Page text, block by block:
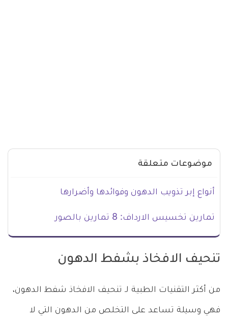
موضوعات متعلقة
أنواع إبر تذويب الدهون وفوائدها وأضرارها
تمارين تخسيس الارداف: 8 تمارين بالصور
تنحيف الافخاذ بشفط الدهون
من أكثر التقنيات الطبية لـ تنحيف الافخاذ شفط الدهون،
فهي وسيلة تساعد على التخلص من الدهون التي لا